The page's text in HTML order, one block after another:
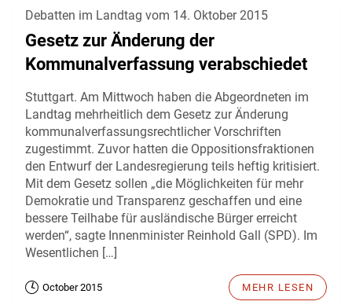
Debatten im Landtag vom 14. Oktober 2015
Gesetz zur Änderung der
Kommunalverfassung verabschiedet
Stuttgart. Am Mittwoch haben die Abgeordneten im
Landtag mehrheitlich dem Gesetz zur Änderung
kommunalverfassungsrechtlicher Vorschriften
zugestimmt. Zuvor hatten die Oppositionsfraktionen
den Entwurf der Landesregierung teils heftig kritisiert.
Mit dem Gesetz sollen „die Möglichkeiten für mehr
Demokratie und Transparenz geschaffen und eine
bessere Teilhabe für ausländische Bürger erreicht
werden“, sagte Innenminister Reinhold Gall (SPD). Im
Wesentlichen […]
October 2015 MEHR LESEN